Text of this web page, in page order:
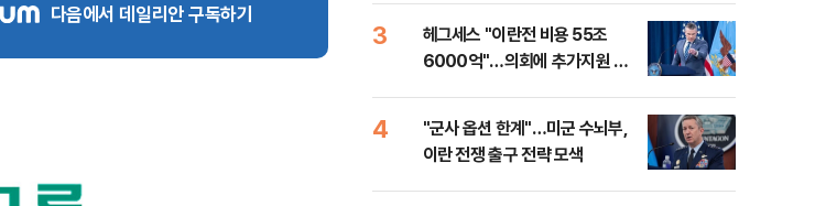
다음에서 데일리안 구독하기
3
헤그세스 "이란전 비용 55조
6000억"…의회에 추가지원 촉
4
"군사 옵션 한계"…미군 수뇌부,
이란 전쟁 출구 전략 모색